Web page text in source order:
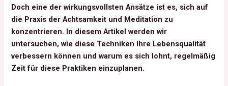
Doch eine der wirkungsvollsten Ansätze ist es, sich auf
die Praxis der Achtsamkeit und Meditation zu
konzentrieren. In diesem Artikel werden wir
untersuchen, wie diese Techniken Ihre Lebensqualität
verbessern können und warum es sich lohnt, regelmäßig
Zeit für diese Praktiken einzuplanen.